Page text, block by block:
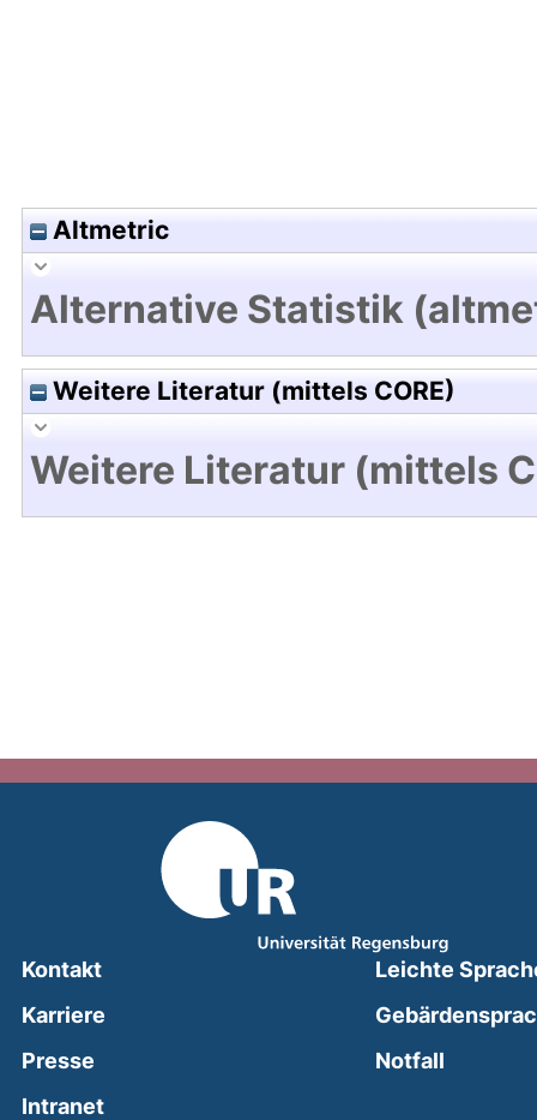
Altmetric
Alternative Statistik
Weitere Literatur (mittels CORE)
Weitere Literatur (mittels
Kontakt
Karriere
Presse
Intranet(external link, opens in a new window)
Leichte
Notfall